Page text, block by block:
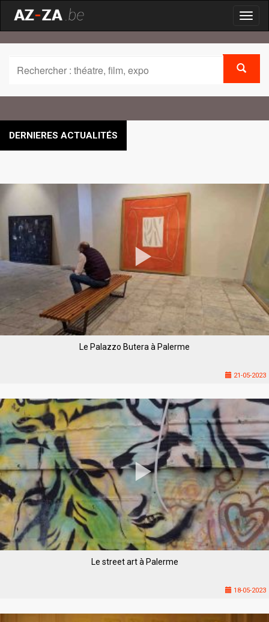
DERNIERES ACTUALITÉS
Le Palazzo Butera à Palerme
21-05-2023
Le street art à Palerme
18-05-2023